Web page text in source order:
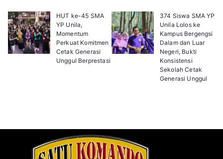
HUT ke-45 SMA
YP Unila,
Momentum
Perkuat Komitmen
Cetak Generasi
Unggul Berprestasi
374 Siswa SMA YP
Unila Lolos ke
Kampus Bergengsi
Dalam dan Luar
Negeri, Bukti
Konsistensi
Sekolah Cetak
Generasi Unggul